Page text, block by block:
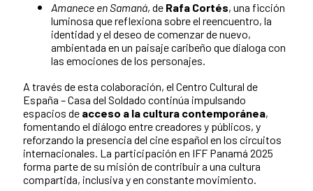
Amanece en Samaná, de Rafa Cortés, una ficción
luminosa que reflexiona sobre el reencuentro, la
identidad y el deseo de comenzar de nuevo,
ambientada en un paisaje caribeño que dialoga con
las emociones de los personajes.
A través de esta colaboración, el Centro Cultural de
España – Casa del Soldado continúa impulsando
espacios de acceso a la cultura contemporánea,
fomentando el diálogo entre creadores y públicos, y
reforzando la presencia del cine español en los circuitos
internacionales. La participación en IFF Panamá 2025
forma parte de su misión de contribuir a una cultura
compartida, inclusiva y en constante movimiento.